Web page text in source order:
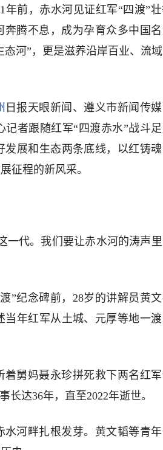
前，赤水河见证红军“四渡”壮
奔腾不息，成为孕育众多中国
河”，更是滋养沿岸百业、流
日报天眼新闻、遵义市新闻传
者跟随红军“四渡赤水”战斗足
展和生态两条底线，以红铸
征程的新风采。
一代。我们要让赤水河的涛声
”纪念碑前，28岁的讲解员黄
年红军从土城、元厚等地一
舅妈聂永珍拼死救下两名红
长达36年，直至2022年逝世。
河畔扎根发芽。黄文韬等青